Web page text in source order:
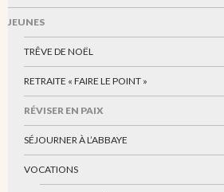
JEUNES
TRÊVE DE NOËL
RETRAITE « FAIRE LE POINT »
RÉVISER EN PAIX
SÉJOURNER À L’ABBAYE
VOCATIONS